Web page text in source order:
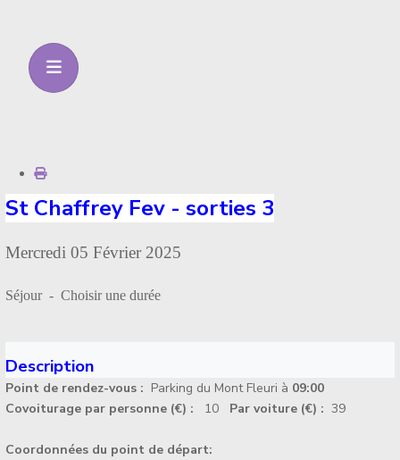
St Chaffrey Fev - sorties 3
Mercredi 05 Février 2025
Séjour - Choisir une durée
Description
Point de rendez-vous : Parking du Mont Fleuri à 09:00
Covoiturage par personne (€) : 10 Par voiture (€) :39
Coordonnées du point de départ: